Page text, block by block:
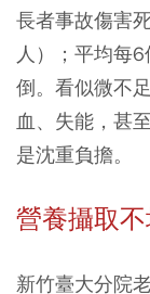
長者事故傷害
人）；平均每
倒。看似微不
血、失能，甚
是沈重負擔。
營養攝取不
新竹臺大分院